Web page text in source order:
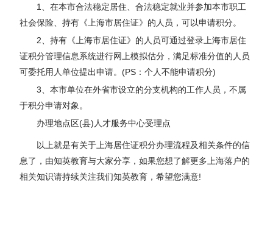
1、在本市合法稳定居住、合法稳定就业并参加本市职工
社会保险、持有《上海市居住证》的人员，可以申请积分。
2、持有《上海市居住证》的人员可通过登录上海市居住
证积分管理信息系统进行网上模拟估分，满足标准分值的人员
可委托用人单位提出申请。(PS：个人不能申请积分)
3、本市单位在外省市设立的分支机构的工作人员，不属
于积分申请对象。
办理地点区(县)人才服务中心受理点
以上就是有关于上海居住证积分办理流程及相关条件的信
息了，由知英教育与大家分享，如果您想了解更多上海落户的
相关知识请持续关注我们知英教育，希望您满意!